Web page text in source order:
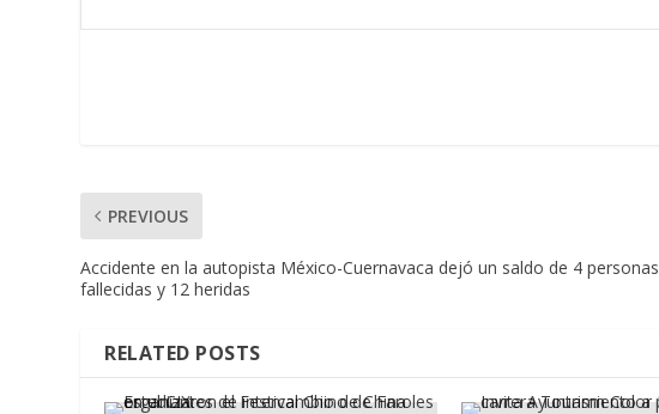
PREVIOUS
Accidente en la autopista México-Cuernavaca dejó un saldo de 4 personas
fallecidas y 12 heridas
RELATED POSTS